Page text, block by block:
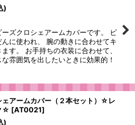
)
ーズクロシェアームカバーです。 ビ
んに使われ、 腕の動きに合わせてキ
す。 お手持ちの衣装に合わせて、
な雰囲気を出したいときに効果的！
ェアームカバー（２本セット）☆レ
☆ [AT0021]
)